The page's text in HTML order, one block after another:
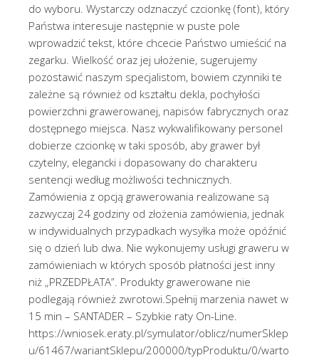
do wyboru. Wystarczy odznaczyć czcionkę (font), który
Państwa interesuje następnie w puste pole
wprowadzić tekst, które chcecie Państwo umieścić na
zegarku. Wielkość oraz jej ułożenie, sugerujemy
pozostawić naszym specjalistom, bowiem czynniki te
zależne są również od kształtu dekla, pochyłości
powierzchni grawerowanej, napisów fabrycznych oraz
dostępnego miejsca. Nasz wykwalifikowany personel
dobierze czcionkę w taki sposób, aby grawer był
czytelny, elegancki i dopasowany do charakteru
sentencji według możliwości technicznych.
Zamówienia z opcją grawerowania realizowane są
zazwyczaj 24 godziny od złożenia zamówienia, jednak
w indywidualnych przypadkach wysyłka może opóźnić
się o dzień lub dwa. Nie wykonujemy usługi graweru w
zamówieniach w których sposób płatności jest inny
niż „PRZEDPŁATA”. Produkty grawerowane nie
podlegają również zwrotowi.Spełnij marzenia nawet w
15 min – SANTADER – Szybkie raty On-Line.
https://wniosek.eraty.pl/symulator/oblicz/numerSklep
u/61467/wariantSklepu/200000/typProduktu/0/warto